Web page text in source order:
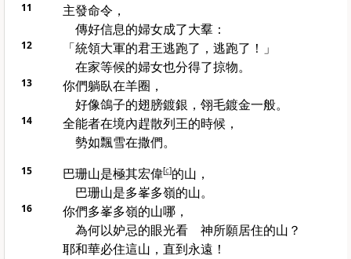
11
主發命令，
傳好信息的婦女成了大羣：
12
「統領大軍的君王逃跑了，逃跑了！」
在家等候的婦女也分得了掠物。
13
你們躺臥在羊圈，
好像鴿子的翅膀鍍銀，翎毛鍍金一般。
14
全能者在境內趕散列王的時候，
勢如飄雪在撒們。
15 巴珊山是極其宏偉[c]的山，
巴珊山是多峯多嶺的山。
16
你們多峯多嶺的山哪，
為何以妒忌的眼光看 神所願居住的山？
耶和華必住這山，直到永遠！